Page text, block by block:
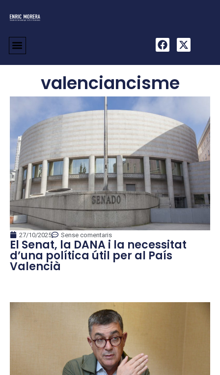
valenciancisme
27/10/2025 Sense comentaris
El Senat, la DANA i la necessitat
d’una política útil per al País
Valencià